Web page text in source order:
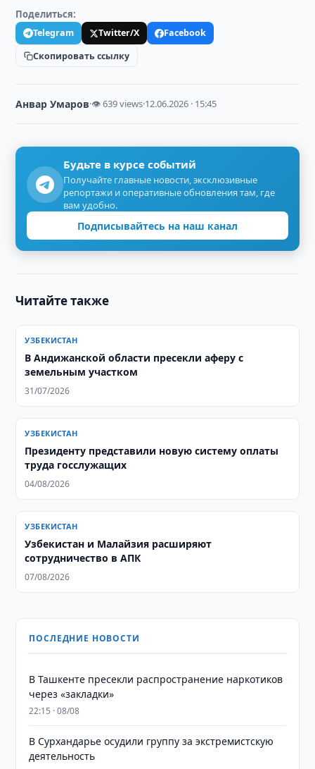
Поделиться:
Telegram Twitter/X
Facebook
Скопировать ссылку
Анвар Умаров·👁 639 views·12.06.2026 · 15:45
Будьте в курсе событий
Получайте главные новости, эксклюзивные
репортажи и оперативные обновления там, где
вам удобно.
Подписывайтесь на наш канал
Читайте также
УЗБЕКИСТАН
В Андижанской области пресекли аферу с
земельным участком
31/07/2026
УЗБЕКИСТАН
Президенту представили новую систему оплаты
труда госслужащих
04/08/2026
УЗБЕКИСТАН
Узбекистан и Малайзия расширяют
сотрудничество в АПК
07/08/2026
ПОСЛЕДНИЕ НОВОСТИ
В Ташкенте пресекли распространение наркотиков
через «закладки»
22:15 · 08/08
В Сурхандарье осудили группу за экстремистскую
деятельность